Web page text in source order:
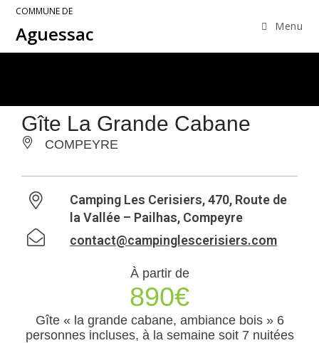
COMMUNE DE
Aguessac Menu
Gîte La Grande Cabane
COMPEYRE
Camping Les Cerisiers, 470, Route de
la Vallée – Pailhas, Compeyre
contact@campinglescerisiers.com
À partir de
890€
Gîte « la grande cabane, ambiance bois » 6
personnes incluses, à la semaine soit 7 nuitées